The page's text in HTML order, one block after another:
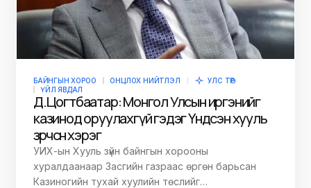
БАЙНГЫН ХОРОО ОНЦЛОХ НИЙТЛЭЛ
УЛС ТӨР
ҮЙЛ ЯВДАЛ
Д.Цогтбаатар: Монгол Улсын иргэнийг
казинод оруулахгүй гэдэг Үндсэн хууль
зөрчсөн хэрэг
УИХ-ын Хууль зүйн байнгын хорооны
хуралдаанаар Засгийн газраас өргөн барьсан
Казиногийн тухай хуулийн төслийг…